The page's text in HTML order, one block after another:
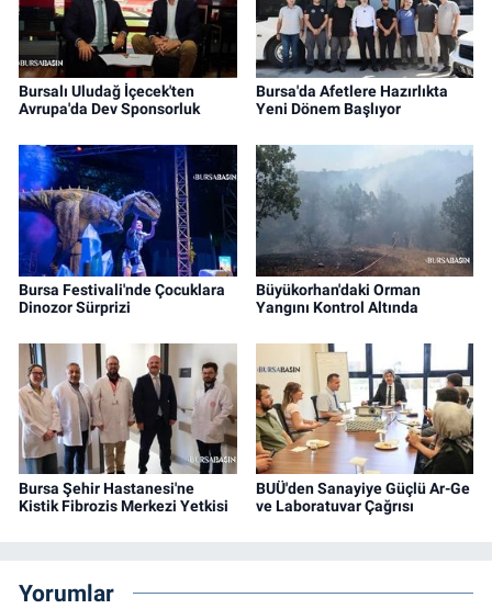
Bursalı Uludağ İçecek'ten
Avrupa'da Dev Sponsorluk
Bursa'da Afetlere Hazırlıkta
Yeni Dönem Başlıyor
Bursa Festivali'nde Çocuklara
Dinozor Sürprizi
Büyükorhan'daki Orman
Yangını Kontrol Altında
Bursa Şehir Hastanesi'ne
Kistik Fibrozis Merkezi Yetkisi
BUÜ'den Sanayiye Güçlü Ar-Ge
ve Laboratuvar Çağrısı
Yorumlar